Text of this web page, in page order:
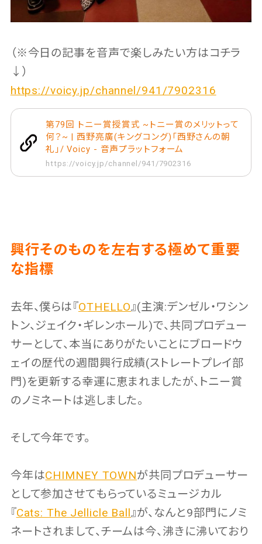
（※今日の記事を音声で楽しみたい方はコチラ
↓）
https://voicy.jp/channel/941/7902316
第79回 トニー賞授賞式 ~トニー賞のメリットって
何？~ | 西野亮廣(キングコング)「西野さんの朝
礼」/ Voicy - 音声プラットフォーム
https://voicy.jp/channel/941/7902316
興行そのものを左右する極めて重要
な指標
去年、僕らは『OTHELLO』(主演:デンゼル・ワシン
トン、ジェイク・ギレンホール)で、共同プロデュー
サーとして、本当にありがたいことにブロードウ
ェイの歴代の週間興行成績(ストレートプレイ部
門)を更新する幸運に恵まれましたが、トニー賞
のノミネートは逃しました。
そして今年です。
今年はCHIMNEY TOWNが共同プロデューサー
として参加させてもらっているミュージカル
『Cats: The Jellicle Ball』が、なんと9部門にノミ
ネートされまして、チームは今、沸きに沸いており